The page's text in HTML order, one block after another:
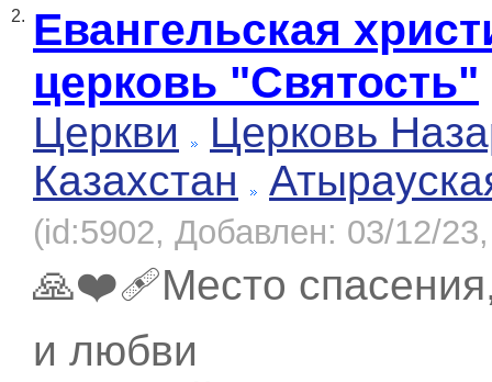
2. Евангельская
церковь "Святость"
Церкви
Церковь
Казахстан
(id:5902, Добавлен: 03/12/
🙏❤️‍🩹Место
и любви